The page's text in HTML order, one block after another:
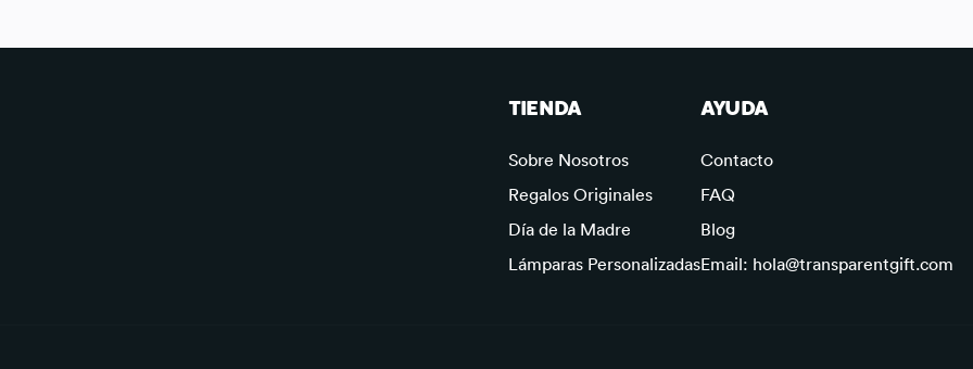
TIENDA
Sobre Nosotros
Regalos Originales
Día de la Madre
Lámparas Personalizadas
AYUDA
Contacto
FAQ
Blog
Email: hola@transparentgift.com